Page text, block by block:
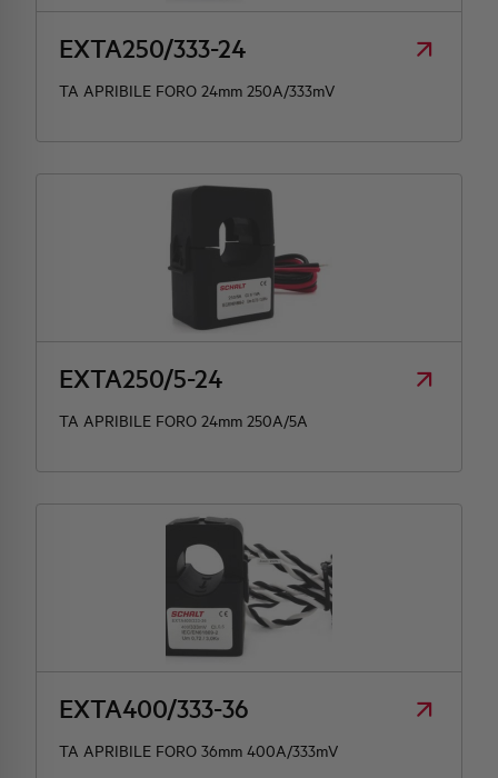
EXTA250/333-24
TA APRIBILE FORO 24mm 250A/333mV
EXTA250/5-24
TA APRIBILE FORO 24mm 250A/5A
EXTA400/333-36
TA APRIBILE FORO 36mm 400A/333mV